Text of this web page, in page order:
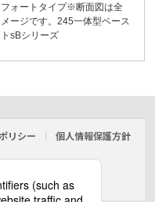
フォートタイプ※断面図は全
ージです。245一体型ベース
sBシリーズ
リシー 個人情報保護方針
Co., Ltd.